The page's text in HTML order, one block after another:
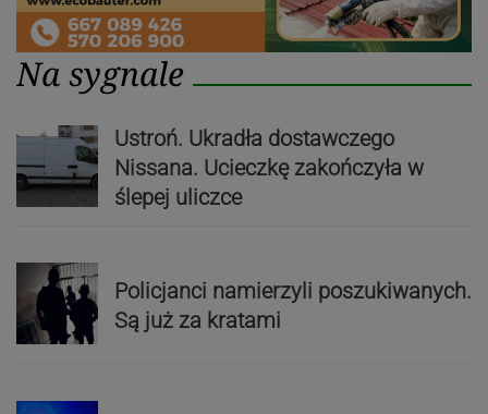
Na sygnale
Ustroń. Ukradła dostawczego
Nissana. Ucieczkę zakończyła w
ślepej uliczce
Policjanci namierzyli poszukiwanych.
Są już za kratami